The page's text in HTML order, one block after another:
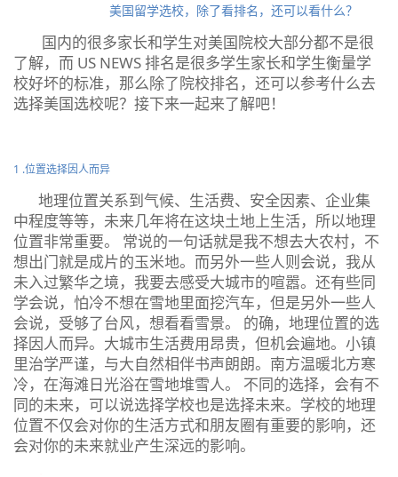
美国留学选校，除了看排名，还可以看什么？
国内的很多家长和学生对美国院校大部分都不是很
了解，而 US NEWS 排名是很多学生家长和学生衡量学
校好坏的标准，那么除了院校排名，还可以参考什么去
选择美国选校呢？接下来一起来了解吧！
1 .位置选择因人而异
地理位置关系到气候、生活费、安全因素、企业集
中程度等等，未来几年将在这块土地上生活，所以地理
位置非常重要。 常说的一句话就是我不想去大农村，不
想出门就是成片的玉米地。而另外一些人则会说，我从
未入过繁华之境，我要去感受大城市的喧嚣。还有些同
学会说，怕冷不想在雪地里面挖汽车，但是另外一些人
会说，受够了台风，想看看雪景。 的确，地理位置的选
择因人而异。大城市生活费用昂贵，但机会遍地。小镇
里治学严谨，与大自然相伴书声朗朗。南方温暖北方寒
冷，在海滩日光浴在雪地堆雪人。 不同的选择，会有不
同的未来，可以说选择学校也是选择未来。学校的地理
位置不仅会对你的生活方式和朋友圈有重要的影响，还
会对你的未来就业产生深远的影响。